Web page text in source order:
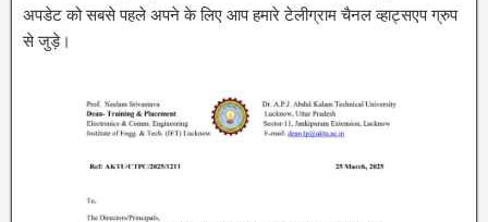
अपडेट को सबसे पहले अपने के लिए आप हमारे टेलीग्राम चैनल व्हाट्सएप ग्रुप
से जुड़े।